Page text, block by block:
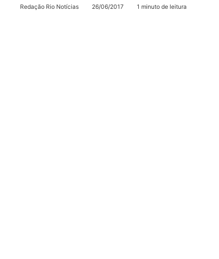
Redação Rio Notícias 26/06/2017 1 minuto de leitura